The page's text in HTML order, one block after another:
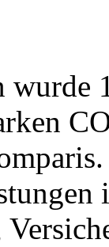
wurde